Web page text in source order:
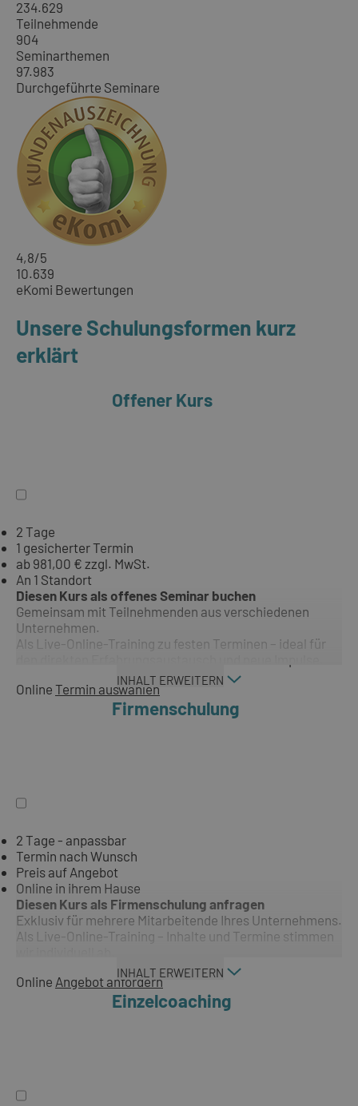
234.629
Teilnehmende
904
Seminarthemen
97.983
Durchgeführte Seminare
4,8/5
10.639
eKomi Bewertungen
Unsere Schulungsformen kurz
erklärt
Offener Kurs
2 Tage
1 gesicherter Termin
ab 981,00 € zzgl. MwSt.
An 1 Standort
Diesen Kurs als offenes Seminar buchen
Gemeinsam mit Teilnehmenden aus verschiedenen
Unternehmen.
Als Live-Online-Training zu festen Terminen – ideal für
INHALT ERWEITERN
Online Termin auswählen
Firmenschulung
2 Tage - anpassbar
Termin nach Wunsch
Preis auf Angebot
Online in ihrem Hause
Diesen Kurs als Firmenschulung anfragen
Exklusiv für mehrere Mitarbeitende Ihres Unternehmens.
Als Live-Online-Training – Inhalte und Termine stimmen
INHALT ERWEITERN
Online Angebot anfordern
Einzelcoaching